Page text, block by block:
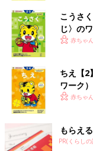
こうさ
じ〉の
赤ちゃ
ちえ【2
ワーク）
赤ちゃ
もらえ
PR(くらし